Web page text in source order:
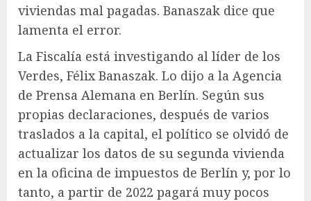
viviendas mal pagadas. Banaszak dice que
lamenta el error.
La Fiscalía está investigando al líder de los
Verdes, Félix Banaszak. Lo dijo a la Agencia
de Prensa Alemana en Berlín. Según sus
propias declaraciones, después de varios
traslados a la capital, el político se olvidó de
actualizar los datos de su segunda vivienda
en la oficina de impuestos de Berlín y, por lo
tanto, a partir de 2022 pagará muy pocos